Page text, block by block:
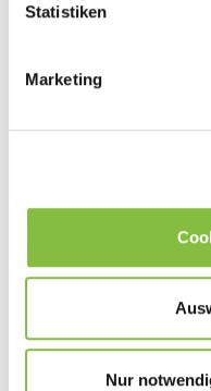
Statistiken
Marketing
Nur